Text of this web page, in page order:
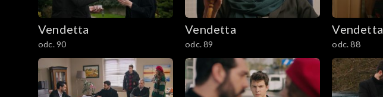
Vendetta
odc. 90
Vendetta
odc. 89
Vendetta
odc. 88